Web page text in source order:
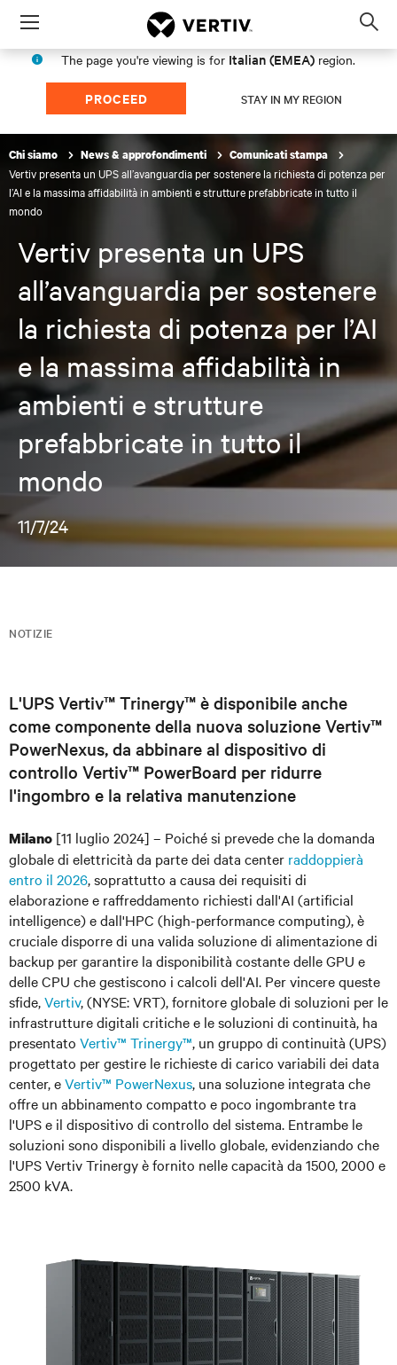
Menu
The page you're viewing is for Italian (EMEA) region.
PROCEED STAY IN MY REGION
Chi siamo News & approfondimenti Comunicati stampa
Vertiv presenta un UPS all’avanguardia per sostenere la richiesta di potenza per
l’AI e la massima affidabilità in ambienti e strutture prefabbricate in tutto il
mondo
Vertiv presenta un UPS
all’avanguardia per sostenere
la richiesta di potenza per l’AI
e la massima affidabilità in
ambienti e strutture
prefabbricate in tutto il
mondo
11/7/24
NOTIZIE
L'UPS Vertiv™ Trinergy™ è disponibile anche
come componente della nuova soluzione Vertiv™
PowerNexus, da abbinare al dispositivo di
controllo Vertiv™ PowerBoard per ridurre
l'ingombro e la relativa manutenzione
Milano [11 luglio 2024] – Poiché si prevede che la domanda
globale di elettricità da parte dei data center raddoppierà
entro il 2026, soprattutto a causa dei requisiti di
elaborazione e raffreddamento richiesti dall'AI (artificial
intelligence) e dall'HPC (high-performance computing), è
cruciale disporre di una valida soluzione di alimentazione di
backup per garantire la disponibilità costante delle GPU e
delle CPU che gestiscono i calcoli dell'AI. Per vincere queste
sfide,Vertiv, (NYSE: VRT), fornitore globale di soluzioni per le
infrastrutture digitali critiche e le soluzioni di continuità, ha
presentato Vertiv™ Trinergy™, un gruppo di continuità (UPS)
progettato per gestire le richieste di carico variabili dei data
center, eVertiv™ PowerNexus, una soluzione integrata che
offre un abbinamento compatto e poco ingombrante tra
l'UPS e il dispositivo di controllo del sistema. Entrambe le
soluzioni sono disponibili a livello globale, evidenziando che
l'UPS Vertiv Trinergy è fornito nelle capacità da 1500, 2000 e
2500 kVA.